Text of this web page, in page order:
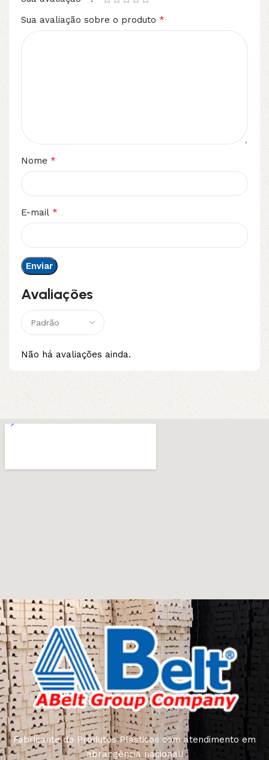
Avaliações
Não há avaliações ainda.
Sua avaliação sobre o produto *
Nome *
E-mail *
Fabricante de Produtos Plásticos com atendimento em
abrangência nacional!